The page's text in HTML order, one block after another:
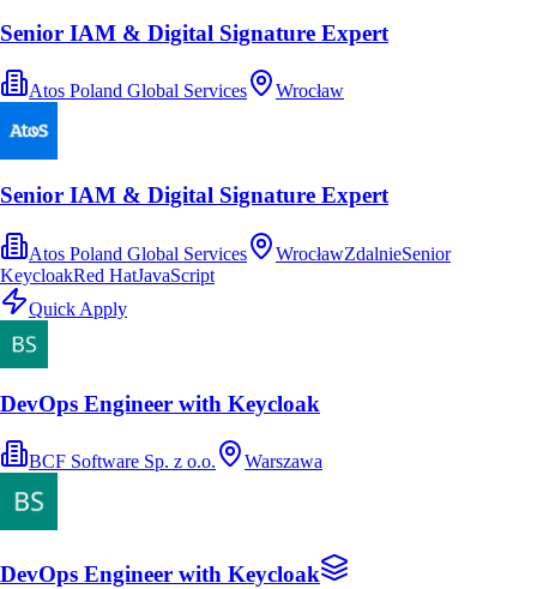
Senior IAM & Digital Signature Expert
Atos Poland Global Services Wrocław
Senior IAM & Digital Signature Expert
Atos Poland Global Services WrocławZdalnieSenior
KeycloakRed HatJavaScript
Quick Apply
DevOps Engineer with Keycloak
BCF Software Sp. z o.o. Warszawa
DevOps Engineer with Keycloak